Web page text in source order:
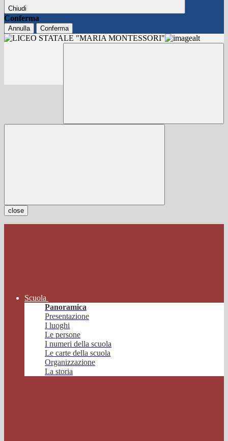
Chiudi
Conferma
Annulla Conferma
close
Scuola
Panoramica
Presentazione
I luoghi
Le persone
I numeri della scuola
Le carte della scuola
Organizzazione
La storia